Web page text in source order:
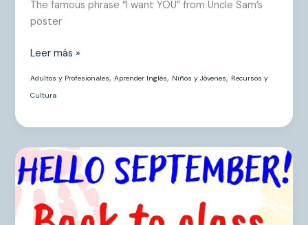
The famous phrase “I want YOU” from Uncle Sam’s
poster
Leer más »
Adultos y Profesionales,Aprender Inglés, Niños y Jóvenes, Recursos y
Cultura
Hello
September